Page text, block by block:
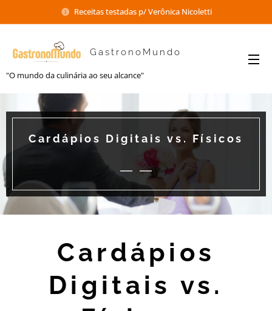
Receitas testadas p/ Verônica Nicoletti
GastronoMundo
"O mundo da culinária ao seu alcance"
Cardápios Digitais vs. Físicos
Cardápios
Digitais vs.